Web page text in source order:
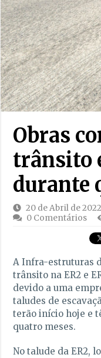
Obras
trânsito
durante
20 de Abril de 2022
0 Comentários
A Infra-estruturas
trânsito na ER2 e
devido a uma
taludes de
terão início hoje e
quatro meses.
No talude da ER2,